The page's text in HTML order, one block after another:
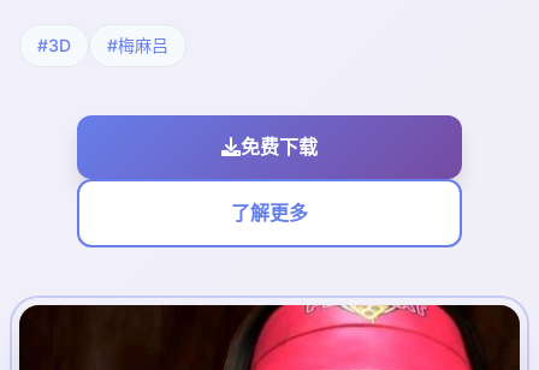
#3D #梅麻吕
免费下载
了解更多